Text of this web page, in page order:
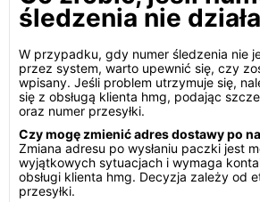
śledzenia nie
W przypadku, gdy numer śledzenia nie
przez system, warto upewnić się, czy
wpisany. Jeśli problem utrzymuje się,
się z obsługą klienta hmg, podając
oraz numer przesyłki.
Czy mogę zmienić adres dostawy po
Zmiana adresu po wysłaniu paczki jest
wyjątkowych sytuacjach i wymaga
obsługi klienta hmg. Decyzja zależy od
przesyłki.